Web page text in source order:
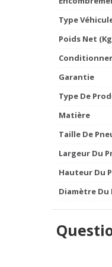
Type
Poids Net
Garantie
Type De
Matière
Taille De
Largeur Du
Hauteur Du
Diamètre Du